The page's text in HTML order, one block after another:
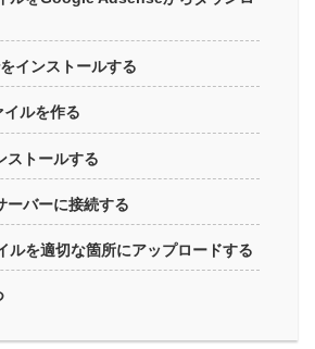
インストールする
ルを作る
ストールする
ーバーに接続する
ルを適切な箇所にアップロードする